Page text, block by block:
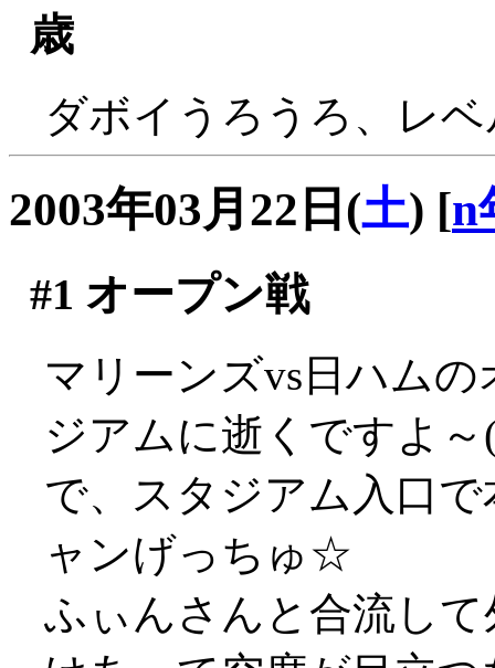
歳
ダボイうろうろ、レ
2003年03月22日(土) [n
#1 オープン戦
マリーンズvs日ハム
ジアムに逝くですよ
で、スタジアム入口
ャンげっちゅ☆
ふぃんさんと合流し